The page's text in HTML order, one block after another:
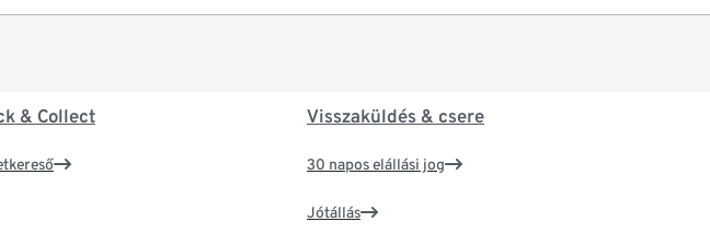
& Collect Visszaküldés & csere
30 napos elállási jog
Jótállás